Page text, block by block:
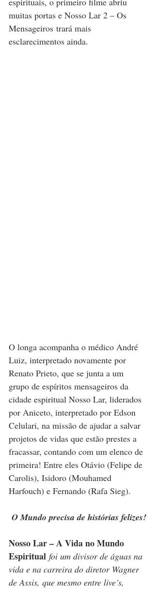
muitas portas e Nosso Lar 2 – Os
Mensageiros trará mais
esclarecimentos ainda.
O longa acompanha o médico André
Luiz, interpretado novamente por
Renato Prieto, que se junta a um
grupo de espíritos mensageiros da
cidade espiritual Nosso Lar, liderados
por Aniceto, interpretado por Edson
Celulari, na missão de ajudar a salvar
projetos de vidas que estão prestes a
fracassar, contando com um elenco de
primeira! Entre eles Otávio (Felipe de
Carolis), Isidoro (Mouhamed
Harfouch) e Fernando (Rafa Sieg).
O Mundo precisa de histórias felizes!
Nosso Lar – A Vida no Mundo
Espiritual foi um divisor de águas na
vida e na carreira do diretor Wagner
de Assis, que mesmo entre live’s,